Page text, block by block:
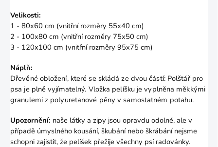
Velikosti:
1 - 80x60 cm (vnitřní rozměry 55x40 cm)
2 - 100x80 cm (vnitřní rozměry 75x50 cm)
3 - 120x100 cm (vnitřní rozměry 95x75 cm)
Náplň:
Dřevěné obložení, které se skládá ze dvou částí: Polštář pro
psa je plně vyjímatelný. Vložka pelíšku je vyplněna měkkými
granulemi z polyuretanové pěny v samostatném potahu.
Upozornění: naše látky a zipy jsou opravdu odolné, ale v
případě úmyslného kousání, škubání nebo škrábání nejsme
schopni zajistit, že pelíšek přežije všechny psí radovánky.